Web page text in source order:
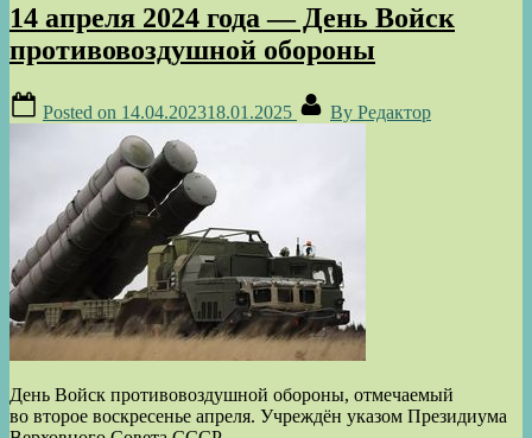
14 апреля 2024 года — День Войск
противовоздушной обороны
Posted on 14.04.202318.01.2025 By Редактор
День Войск противовоздушной обороны, отмечаемый
во второе воскресенье апреля. Учреждён указом Президиума